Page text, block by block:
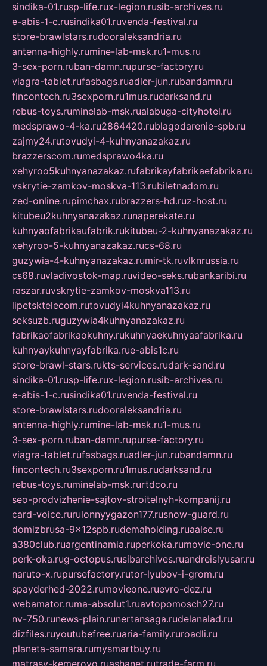
sindika-01.rusp-life.rux-legion.rusib-archives.ru
e-abis-1-c.rusindika01.ruvenda-festival.ru
store-brawlstars.rudooraleksandria.ru
antenna-highly.rumine-lab-msk.ru1-mus.ru
3-sex-porn.ruban-damn.rupurse-factory.ru
viagra-tablet.rufasbags.ruadler-jun.rubandamn.ru
fincontech.ru3sexporn.ru1mus.rudarksand.ru
rebus-toys.ruminelab-msk.rualabuga-cityhotel.ru
medsprawo-4-ka.ru2864420.rublagodarenie-spb.ru
zajmy24.rutovudyi-4-kuhnyanazakaz.ru
brazzerscom.rumedsprawo4ka.ru
xehyroo5kuhnyanazakaz.rufabrikayfabrikaefabrika.ru
vskrytie-zamkov-moskva-113.rubiletnadom.ru
zed-online.rupimchax.rubrazzers-hd.ruz-host.ru
kitubeu2kuhnyanazakaz.runaperekate.ru
kuhnyaofabrikaufabrik.rukitubeu-2-kuhnyanazakaz.ru
xehyroo-5-kuhnyanazakaz.rucs-68.ru
guzywia-4-kuhnyanazakaz.rumir-tk.ruvlknrussia.ru
cs68.ruvladivostok-map.ruvideo-seks.rubankaribi.ru
raszar.ruvskrytie-zamkov-moskva113.ru
lipetsktelecom.rutovudyi4kuhnyanazakaz.ru
seksuzb.ruguzywia4kuhnyanazakaz.ru
fabrikaofabrikaokuhny.rukuhnyaekuhnyaafabrika.ru
kuhnyaykuhnyayfabrika.rue-abis1c.ru
store-brawl-stars.rukts-services.rudark-sand.ru
sindika-01.rusp-life.rux-legion.rusib-archives.ru
e-abis-1-c.rusindika01.ruvenda-festival.ru
store-brawlstars.rudooraleksandria.ru
antenna-highly.rumine-lab-msk.ru1-mus.ru
3-sex-porn.ruban-damn.rupurse-factory.ru
viagra-tablet.rufasbags.ruadler-jun.rubandamn.ru
fincontech.ru3sexporn.ru1mus.rudarksand.ru
rebus-toys.ruminelab-msk.rurtdco.ru
seo-prodvizhenie-sajtov-stroitelnyh-kompanij.ru
card-voice.rurulonnyygazon177.rusnow-guard.ru
domizbrusa-9x12spb.rudemaholding.ruaalse.ru
a380club.ruargentinamia.ruperkoka.rumovie-one.ru
perk-oka.rug-octopus.rusibarchives.ruandreislyusar.ru
naruto-x.rupursefactory.rutor-lyubov-i-grom.ru
spayderhed-2022.rumovieone.ruevro-dez.ru
webamator.ruma-absolut1.ruavtopomosch27.ru
nv-750.runews-plain.runertansaga.rudelanalad.ru
dizfiles.ruyoutubefree.ruaria-family.ruroadli.ru
planeta-samara.rumysmartbuy.ru
matrasy-kemerovo.ruashanet.rutrade-farm.ru